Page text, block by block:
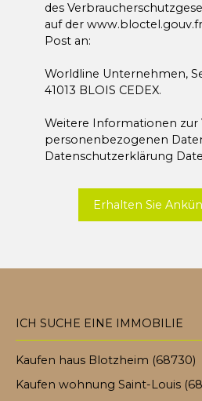
des
auf der
Post an:
Worldline Unternehmen,
41013 BLOIS CEDEX.
Weitere Informationen zur
personenbezogenen
Datenschutzerklärung
Erhalten Sie
ICH SUCHE EINE IMMOBILIE
Kaufen haus Blotzheim (68730)
Kaufen wohnung Saint-Louis